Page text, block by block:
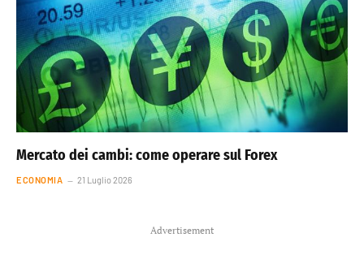
Mercato dei cambi: come operare sul Forex
ECONOMIA 21 Luglio 2026
Advertisement